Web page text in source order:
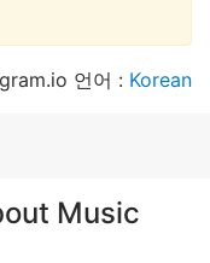
언어 : Korean
Music